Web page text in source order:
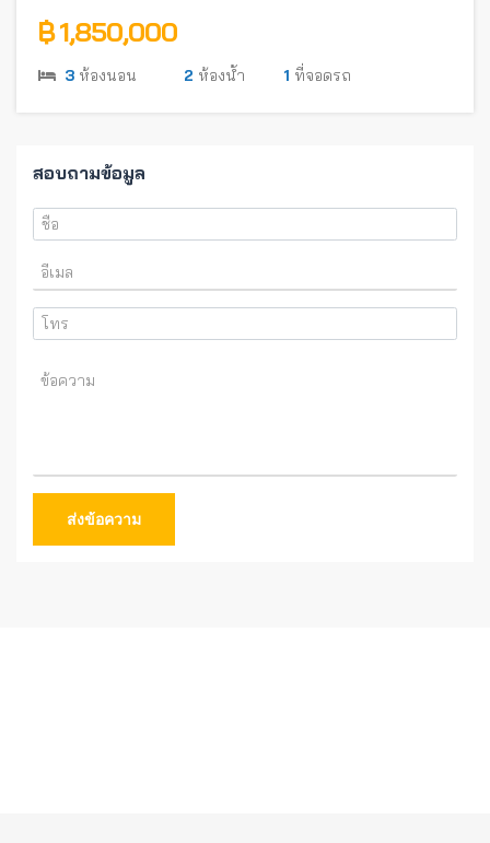
฿ 1,850,000
3 ห้องนอน 2 ห้องน้ำ 1 ที่จอดรถ
สอบถามข้อมูล
ส่งข้อความ